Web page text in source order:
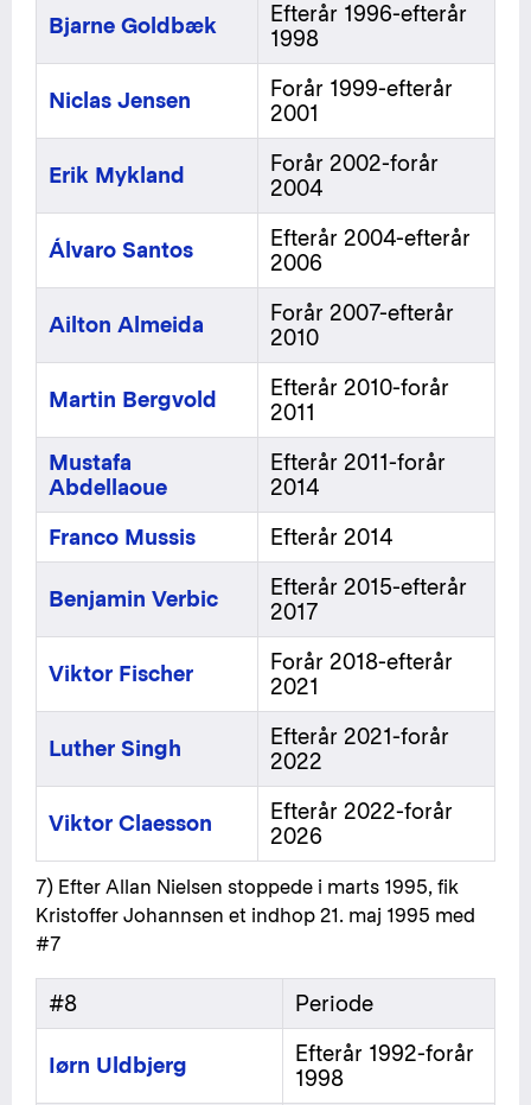
Bjarne Goldbæk
Efterår 1996-efterår
1998
Niclas Jensen
Forår 1999-efterår
2001
Erik Mykland
Forår 2002-forår
2004
Álvaro Santos
Efterår 2004-efterår
2006
Ailton Almeida
Forår 2007-efterår
2010
Martin Bergvold
Efterår 2010-forår
2011
Mustafa
Abdellaoue
Efterår 2011-forår
2014
Franco Mussis
Efterår 2014
Benjamin Verbic
Efterår 2015-efterår
2017
Viktor Fischer
Forår 2018-efterår
2021
Luther Singh
Efterår 2021-forår
2022
Viktor Claesson
Efterår 2022-forår
2026
7) Efter Allan Nielsen stoppede i marts 1995, fik
Kristoffer Johannsen et indhop 21. maj 1995 med
#7
#8 Periode
Iørn Uldbjerg
Efterår 1992-forår
1998